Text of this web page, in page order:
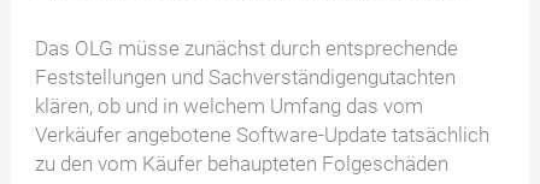
Das OLG müsse zunächst durch entsprechende
Feststellungen und Sachverständigengutachten
klären, ob und in welchem Umfang das vom
Verkäufer angebotene Software-Update tatsächlich
zu den vom Käufer behaupteten Folgeschäden